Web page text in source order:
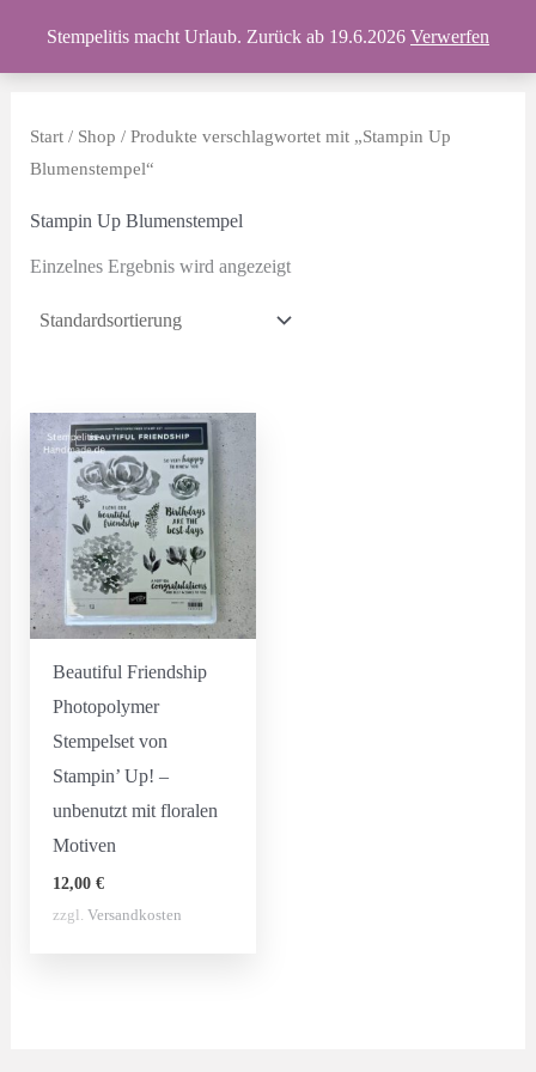
Stempelitis macht Urlaub. Zurück ab 19.6.2026 Verwerfen
Produkte
Start/ Shop / Produkte verschlagwortet mit „Stampin Up
Blumenstempel“
Stampin Up Blumenstempel
Einzelnes Ergebnis wird angezeigt
Beautiful Friendship
Photopolymer
Stempelset von
Stampin’ Up! –
unbenutzt mit floralen
Motiven
12,00 €
zzgl. Versandkosten